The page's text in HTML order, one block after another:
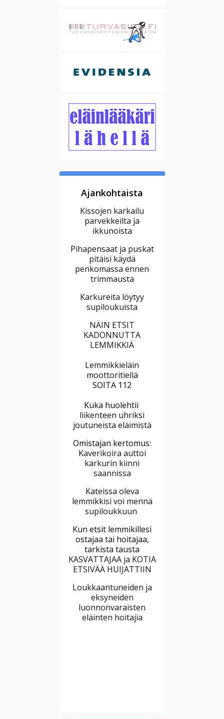
Ajankohtaista
Kissojen karkailu
parvekkeilta ja
ikkunoista
Pihapensaat ja puskat
pitäisi käydä
penkomassa ennen
trimmausta
Karkureita löytyy
supiloukuista
NÄIN ETSIT
KADONNUTTA
LEMMIKKIÄ
Lemmikkieläin
moottoritiellä
SOITA 112
Kuka huolehtii
liikenteen uhriksi
joutuneista eläimistä
Omistajan kertomus:
Kaverikoira auttoi
karkurin kiinni
saannissa
Kateissa oleva
lemmikkisi voi mennä
supiloukkuun
Kun etsit lemmikillesi
ostajaa tai hoitajaa,
tarkista tausta
KASVATTAJAA ja KOTIA
ETSIVÄÄ HUIJATTIIN
Loukkaantuneiden ja
eksyneiden
luonnonvaraisten
eläinten hoitajia